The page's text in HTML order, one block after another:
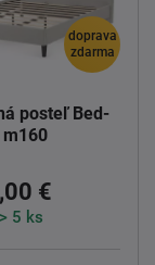
doprava
zdarma
posteľ Bed-
m160
€
5 ks